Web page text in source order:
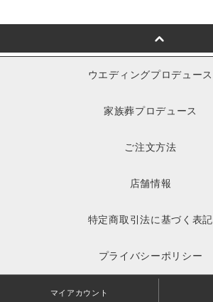
ウエディングプロデュース
家族葬プロデュース
ご注文方法
店舗情報
特定商取引法に基づく表記
プライバシーポリシー
マイアカウント